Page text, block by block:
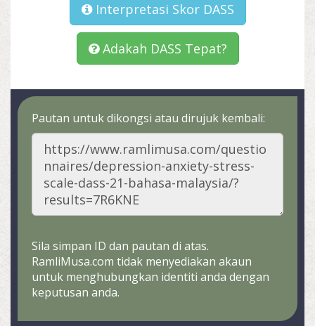
Interpretasi Skor DASS
Adakah DASS Tepat?
Pautan untuk dikongsi atau dirujuk kembali:
Sila simpan ID dan pautan di atas.
RamliMusa.com tidak menyediakan akaun
untuk menghubungkan identiti anda dengan
keputusan anda.